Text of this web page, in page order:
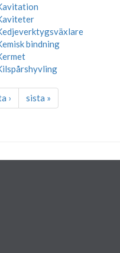
bindning
› sista »